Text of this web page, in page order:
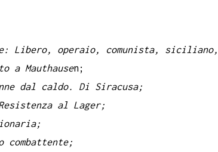
Libero, operaio, comunista, siciliano,
a Mauthausen;
dal caldo. Di Siracusa;
al Lager;
combattente;